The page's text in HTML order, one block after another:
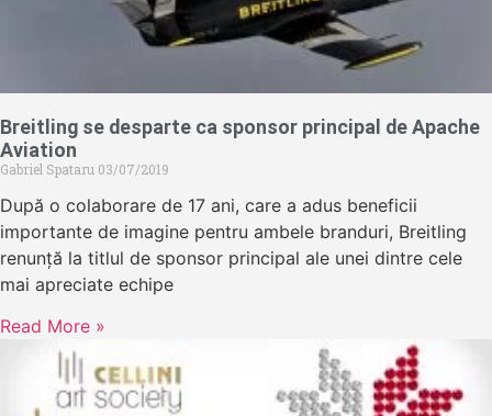
Breitling se desparte ca sponsor principal de Apache
Aviation
Gabriel Spataru 03/07/2019
După o colaborare de 17 ani, care a adus beneficii
importante de imagine pentru ambele branduri, Breitling
renunță la titlul de sponsor principal ale unei dintre cele
mai apreciate echipe
Read More »